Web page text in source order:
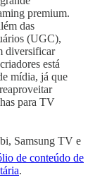
premium.
das
(UGC),
diversificar
está
mídia, já que
para TV
Samsung TV e
de conteúdo de
.